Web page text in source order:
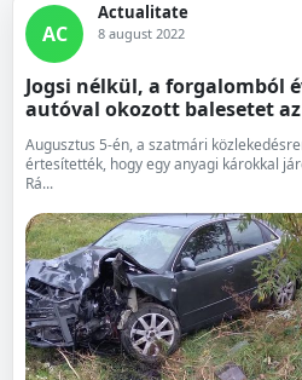
AC
Actualitate
8 august 2022
Jogsi nélkül, a forgalomból
autóval okozott balesetet
Augusztus 5-én, a szatmári
értesítették, hogy egy anyagi károkkal
Rá...